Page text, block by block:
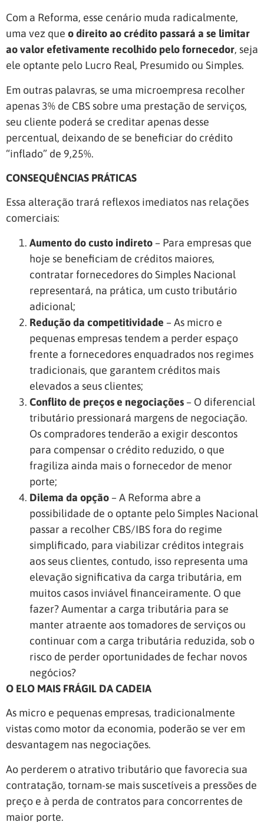
Com a Reforma, esse cenário muda radicalmente,
uma vez que o direito ao crédito passará a se limitar
ao valor efetivamente recolhido pelo fornecedor, seja
ele optante pelo Lucro Real, Presumido ou Simples.
Em outras palavras, se uma microempresa recolher
apenas 3% de CBS sobre uma prestação de serviços,
seu cliente poderá se creditar apenas desse
percentual, deixando de se beneficiar do crédito
“inflado” de 9,25%.
CONSEQUÊNCIAS PRÁTICAS
Essa alteração trará reflexos imediatos nas relações
comerciais:
Aumento do custo indireto– Para empresas que
hoje se beneficiam de créditos maiores,
contratar fornecedores do Simples Nacional
representará, na prática, um custo tributário
adicional;
Redução da competitividade – As micro e
pequenas empresas tendem a perder espaço
frente a fornecedores enquadrados nos regimes
tradicionais, que garantem créditos mais
elevados a seus clientes;
Conflito de preços e negociações– O diferencial
tributário pressionará margens de negociação.
Os compradores tenderão a exigir descontos
para compensar o crédito reduzido, o que
fragiliza ainda mais o fornecedor de menor
porte;
Dilema da opção– A Reforma abre a
possibilidade de o optante pelo Simples Nacional
passar a recolher CBS/IBS fora do regime
simplificado, para viabilizar créditos integrais
aos seus clientes, contudo, isso representa uma
elevação significativa da carga tributária, em
muitos casos inviável financeiramente. O que
fazer? Aumentar a carga tributária para se
manter atraente aos tomadores de serviços ou
continuar com a carga tributária reduzida, sob o
risco de perder oportunidades de fechar novos
negócios?
O ELO MAIS FRÁGIL DA CADEIA
As micro e pequenas empresas, tradicionalmente
vistas como motor da economia, poderão se ver em
desvantagem nas negociações.
Ao perderem o atrativo tributário que favorecia sua
contratação, tornam-se mais suscetíveis a pressões de
preço e à perda de contratos para concorrentes de
maior porte.